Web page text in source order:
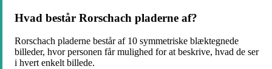
Hvad består Rorschach pladerne af?
Rorschach pladerne består af 10 symmetriske blæktegnede
billeder, hvor personen får mulighed for at beskrive, hvad de ser
i hvert enkelt billede.